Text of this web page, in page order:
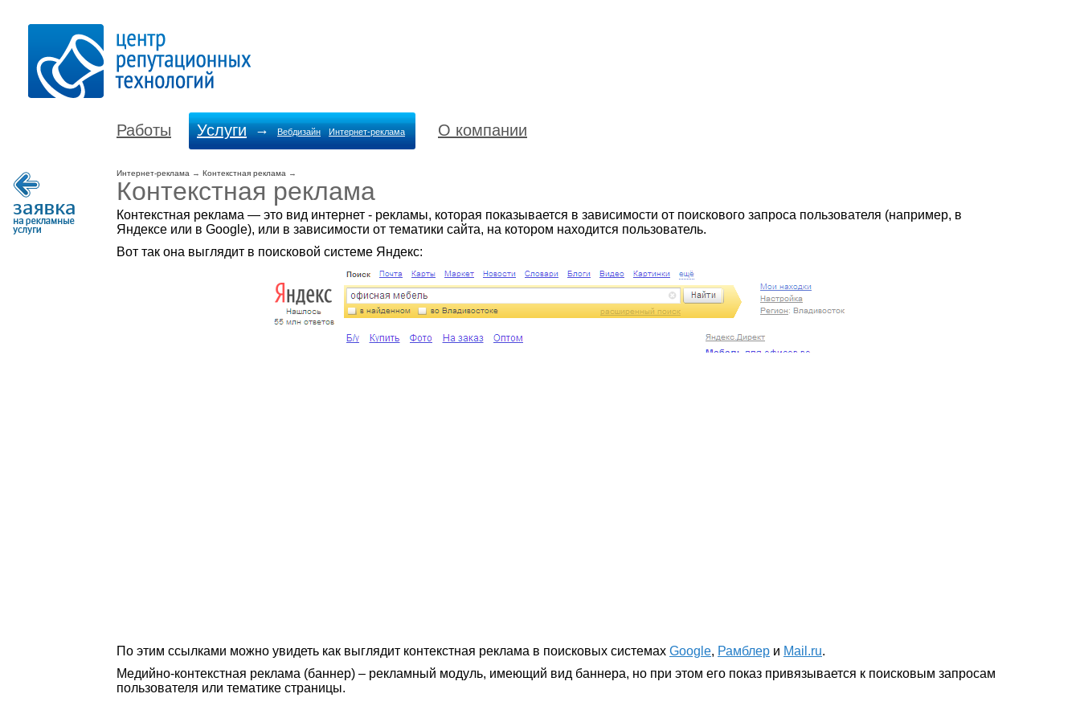
Работы Услуги → Вебдизайн Интернет-реклама О компании
Интернет-реклама → Контекстная реклама →
Контекстная реклама
Контекстная реклама — это вид интернет - рекламы, которая показывается в зависимости от поискового запроса пользователя (например, в
Яндексе или в Google), или в зависимости от тематики сайта, на котором находится пользователь.
Вот так она выглядит в поисковой системе Яндекс:
По этим ссылками можно увидеть как выглядит контекстная реклама в поисковых системах Google, Рамблер и Mail.ru.
Медийно-контекстная реклама (баннер) – рекламный модуль, имеющий вид баннера, но при этом его показ привязывается к поисковым запросам
пользователя или тематике страницы.